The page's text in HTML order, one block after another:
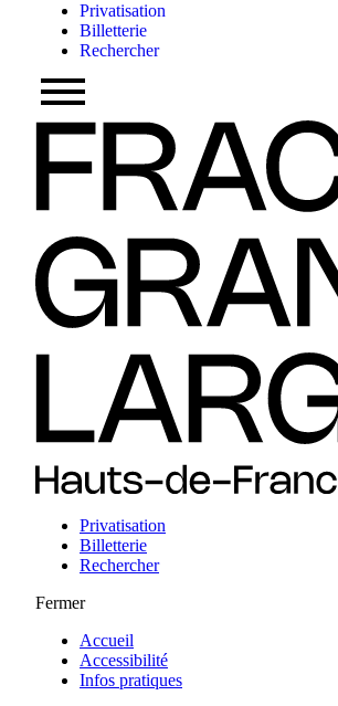
Privatisation
Billetterie
Rechercher
Privatisation
Billetterie
Rechercher
Fermer
Accueil
Accessibilité
Infos pratiques